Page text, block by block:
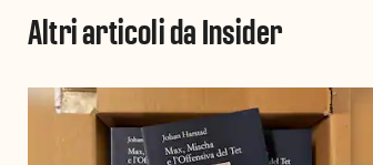
Altri articoli da Insider